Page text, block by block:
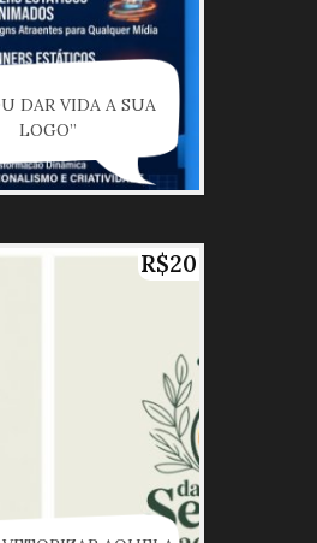
DAR VIDA A SUA
LOGO”
R$20